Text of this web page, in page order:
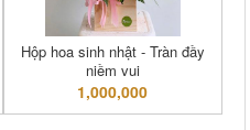
Hộp hoa sinh nhật - Tràn đầy
niềm vui
1,000,000